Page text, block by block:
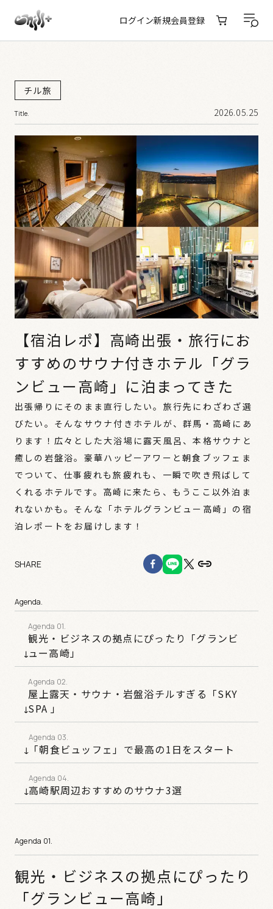
ログイン新規会員登録
チル旅
Title. 2026.05.25
【宿泊レポ】高崎出張・旅行にお
すすめのサウナ付きホテル「グラ
ンビュー高崎」に泊まってきた
出張帰りにそのまま直行したい。旅行先にわざわざ選
びたい。そんなサウナ付きホテルが、群馬・高崎にあ
ります！広々とした大浴場に露天風呂、本格サウナと
癒しの岩盤浴。豪華ハッピーアワーと朝食ブッフェま
でついて、仕事疲れも旅疲れも、一瞬で吹き飛ばして
くれるホテルです。高崎に来たら、もうここ以外泊ま
れないかも。そんな「ホテルグランビュー高崎」の宿
泊レポートをお届けします！
SHARE
Agenda.
観光・ビジネスの拠点にぴったり「グランビ
ュー高崎」
屋上露天・サウナ・岩盤浴チルすぎる「SKY
SPA 」
「朝食ビュッフェ」で最高の1日をスタート
高崎駅周辺おすすめのサウナ3選
観光・ビジネスの拠点にぴったり
「グランビュー高崎」